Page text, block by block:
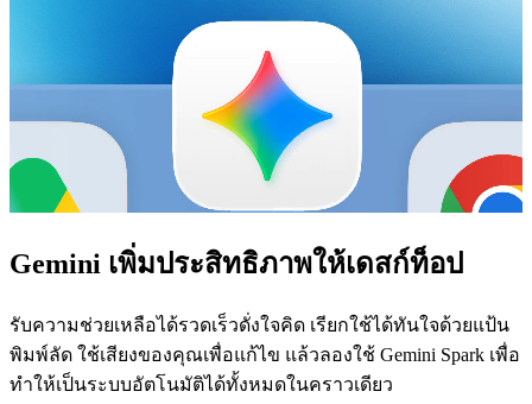
Gemini เพิ่มประสิทธิภาพให้เดสก์ท็อป
รับความช่วยเหลือได้รวดเร็วดั่งใจคิด เรียกใช้ได้ทันใจด้วยแป้น
พิมพ์ลัด ใช้เสียงของคุณเพื่อแก้ไข แล้วลองใช้ Gemini Spark เพื่อ
ทำให้เป็นระบบอัตโนมัติได้ทั้งหมดในคราวเดียว